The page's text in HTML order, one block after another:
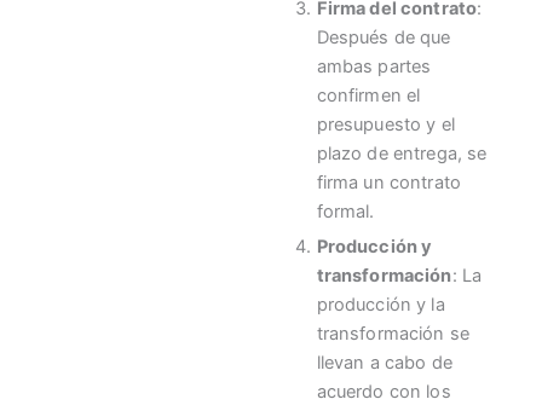
Firma del contrato:
Después de que
ambas partes
confirmen el
presupuesto y el
plazo de entrega, se
firma un contrato
formal.
Producción y
transformación: La
producción y la
transformación se
llevan a cabo de
acuerdo con los